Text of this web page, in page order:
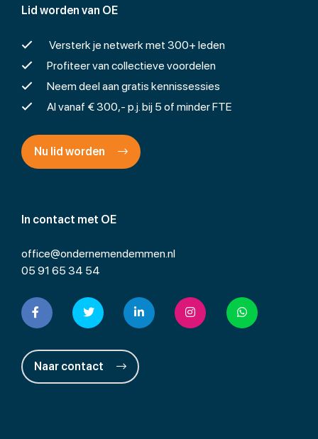
In contact met OE
office@ondernemendemmen.nl
05 91 65 34 54
Naar contact
Lid worden van OE
Versterk je netwerk met 300+ leden
Profiteer van collectieve voordelen
Neem deel aan gratis kennissessies
Al vanaf € 300,- p.j. bij 5 of minder FTE
Nu lid worden